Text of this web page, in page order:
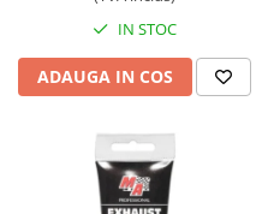
Testare cuplu dinamometric de
strangere
Trusa / Set tarozi si filiere
Tubulare speciale
IN STOC
ADAUGA IN COS